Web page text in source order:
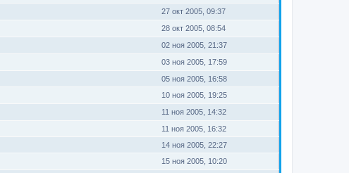
27 окт 2005, 09:37
28 окт 2005, 08:54
02 ноя 2005, 21:37
03 ноя 2005, 17:59
05 ноя 2005, 16:58
10 ноя 2005, 19:25
11 ноя 2005, 14:32
11 ноя 2005, 16:32
14 ноя 2005, 22:27
15 ноя 2005, 10:20